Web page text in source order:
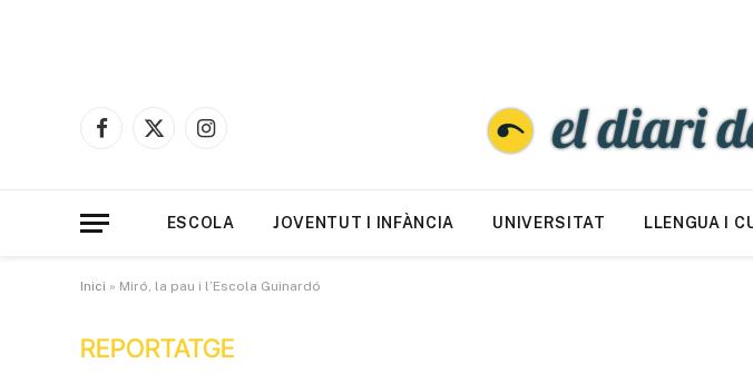
Facebook
X
Instagram
ESCOLA JOVENTUT I INFÀNCIA UNIVERSITAT LLENGUA I
Inici » Miró, la pau i l’Escola Guinardó
REPORTATGE